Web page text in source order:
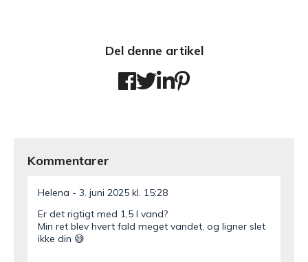
Del denne artikel
Kommentarer
Helena
3. juni 2025 kl. 15:28
Er det rigtigt med 1,5 l vand?
Min ret blev hvert fald meget vandet, og ligner slet
ikke din 😅